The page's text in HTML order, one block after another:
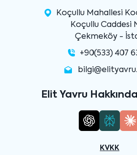
Koçullu Mahallesi
Koçullu Caddesi
Çekmeköy -
+90(533) 407
Elit Yavru
KVKK